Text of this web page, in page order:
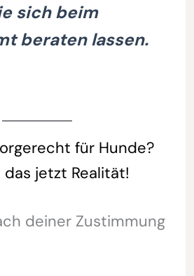
sich beim
beraten lassen.
für Hunde?
jetzt Realität!
deiner Zustimmung